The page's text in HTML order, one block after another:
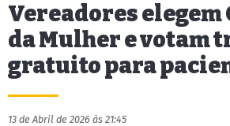
Vereadores elegem
da Mulher e votam
gratuito para
13 de Abril de 2026 às 21:45